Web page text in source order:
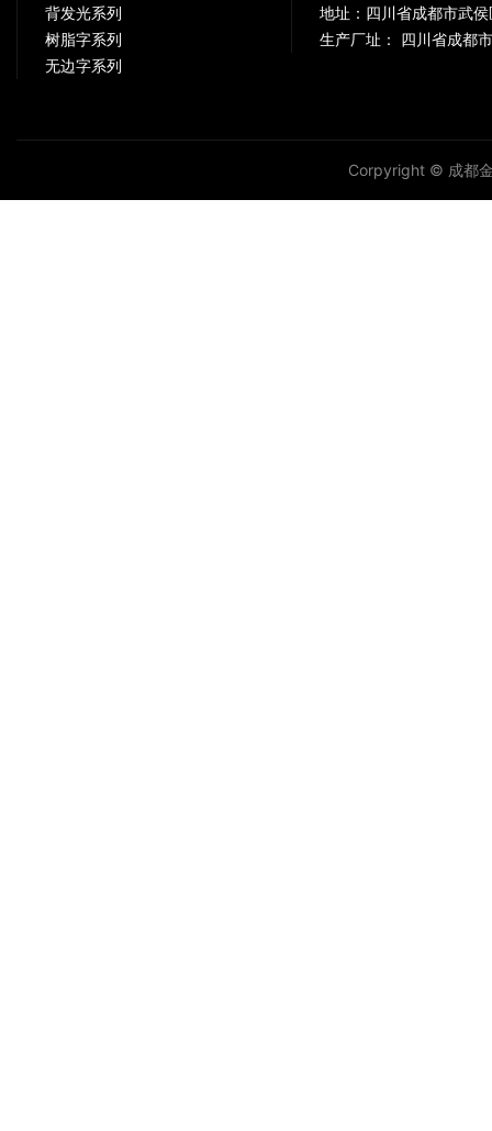
背发光系列
树脂字系列
无边字系列
地址：四川省成都市武
生产厂址： 四川省成都
Corpyright © 成都